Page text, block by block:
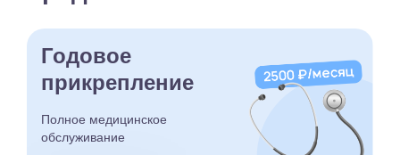
Годовое
прикрепление
Полное медицинское
обслуживание